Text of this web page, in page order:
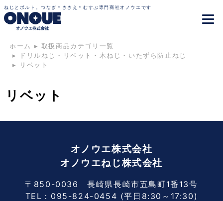
ねじとボルト。つなぎ＊ささえ＊むすぶ専門商社オノウエです
ホーム ▸ 取扱商品カテゴリ一覧
▸
ドリルねじ・リベット・木ねじ・いたずら防止ねじ
▸
リベット
リベット
オノウエ株式会社
オノウエねじ株式会社
〒850-0036 長崎県長崎市五島町1番13号
TEL： 095-824-0454 (平日8:30～17:30)